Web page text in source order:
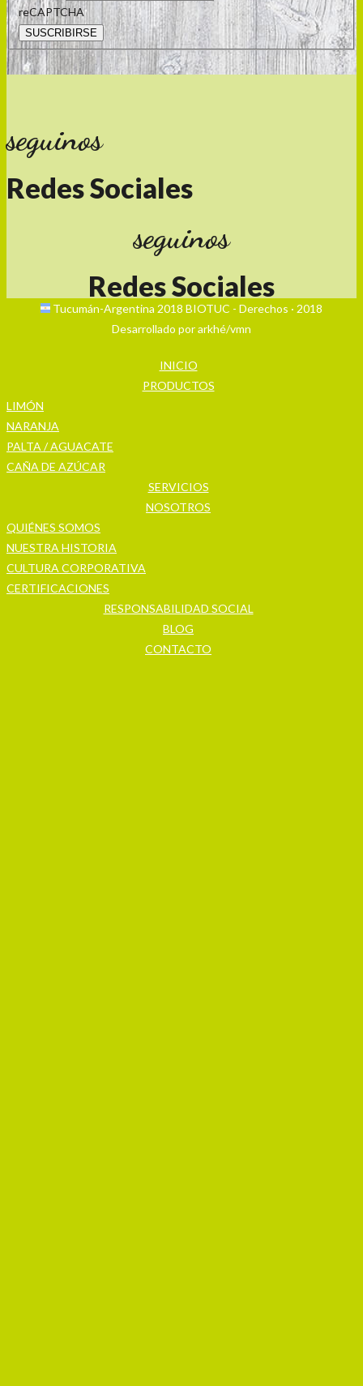
reCAPTCHA
SUSCRIBIRSE
seguinos
Redes Sociales
seguinos
Redes Sociales
Tucumán-Argentina 2018 BIOTUC - Derechos · 2018
Desarrollado por arkhé/vmn
INICIO
PRODUCTOS
LIMÓN
NARANJA
PALTA / AGUACATE
CAÑA DE AZÚCAR
SERVICIOS
NOSOTROS
QUIÉNES SOMOS
NUESTRA HISTORIA
CULTURA CORPORATIVA
CERTIFICACIONES
RESPONSABILIDAD SOCIAL
BLOG
CONTACTO